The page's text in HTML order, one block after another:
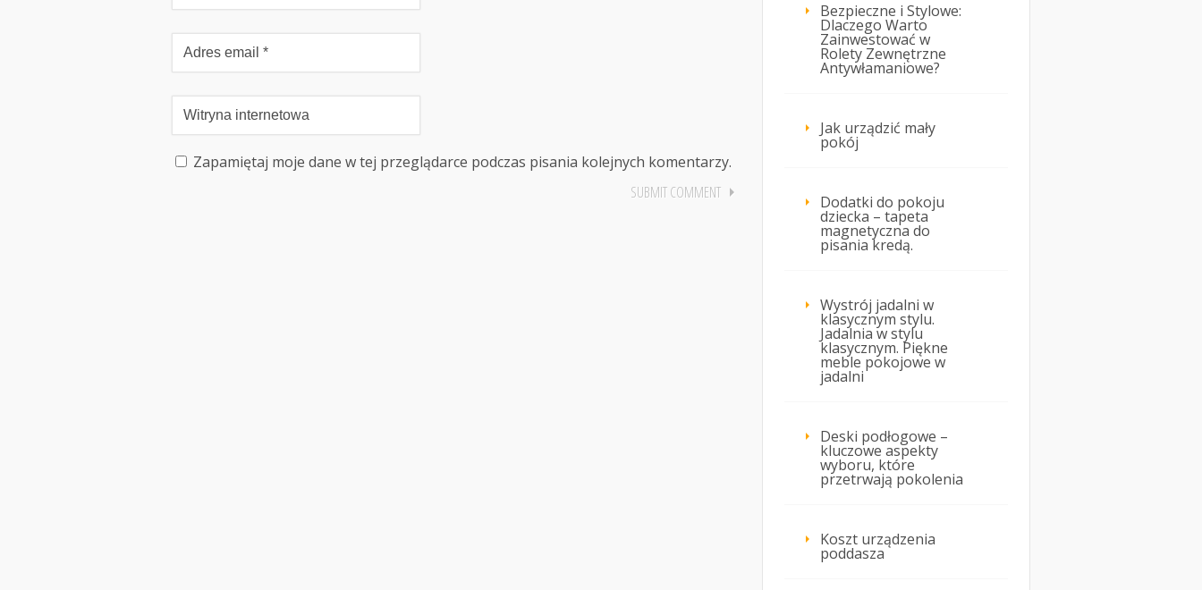
Zapamiętaj moje dane w tej przeglądarce podczas pisania kolejnych komentarzy.
Bezpieczne i Stylowe:
Dlaczego Warto
Zainwestować w
Rolety Zewnętrzne
Antywłamaniowe?
Jak urządzić mały
pokój
Dodatki do pokoju
dziecka – tapeta
magnetyczna do
pisania kredą.
Wystrój jadalni w
klasycznym stylu.
Jadalnia w stylu
klasycznym. Piękne
meble pokojowe w
jadalni
Deski podłogowe –
kluczowe aspekty
wyboru, które
przetrwają pokolenia
Koszt urządzenia
poddasza